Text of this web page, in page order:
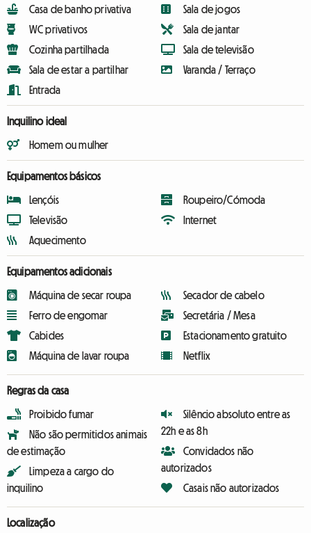
Casa de banho privativa
WC privativos
Cozinha partilhada
Sala de estar a partilhar
Entrada
Sala de jogos
Sala de jantar
Sala de televisão
Varanda / Terraço
Inquilino ideal
Homem ou mulher
Equipamentos básicos
Lençóis
Televisão
Aquecimento
Roupeiro/Cómoda
Internet
Equipamentos adicionais
Máquina de secar roupa
Ferro de engomar
Cabides
Máquina de lavar roupa
Secador de cabelo
Secretária / Mesa
Estacionamento gratuito
Netflix
Regras da casa
Proibido fumar
Não são permitidos animais
de estimação
Limpeza a cargo do
inquilino
Silêncio absoluto entre as
22h e as 8h
Convidados não
autorizados
Casais não autorizados
Localização